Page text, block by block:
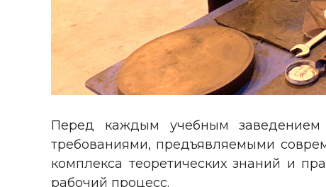
Перед каждым учебным
требованиями, предъявляемыми
комплекса теоретических знаний и
рабочий процесс.